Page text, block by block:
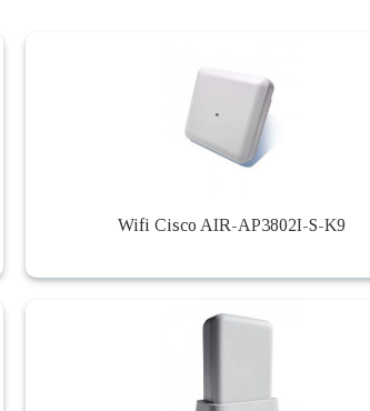
Wifi Cisco AIR-AP3802I-S-K9